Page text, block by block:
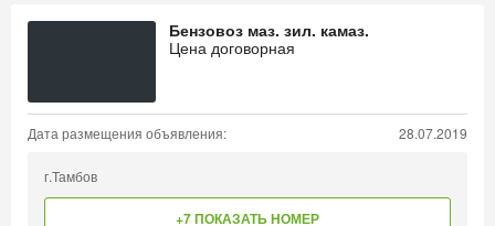
Бензовоз маз. зил. камаз.
Цена договорная
Дата размещения объявления: 28.07.2019
г.Тамбов
+7 ПОКАЗАТЬ НОМЕР